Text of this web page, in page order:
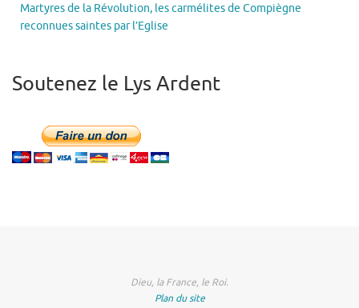
Martyres de la Révolution, les carmélites de Compiègne
reconnues saintes par l’Eglise
Soutenez le Lys Ardent
Dieu, la France, le Roi.
Plan du site